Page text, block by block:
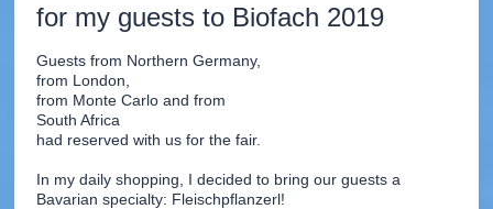
for my guests to Biofach 2019
Guests from Northern Germany,
from London,
from Monte Carlo and from
South Africa
had reserved with us for the fair.
In my daily shopping, I decided to bring our guests a
Bavarian specialty: Fleischpflanzerl!